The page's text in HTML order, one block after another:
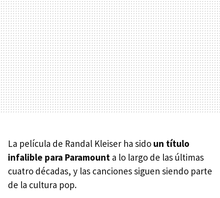
La película de Randal Kleiser ha sido un título
infalible para Paramount a lo largo de las últimas
cuatro décadas, y las canciones siguen siendo parte
de la cultura pop.